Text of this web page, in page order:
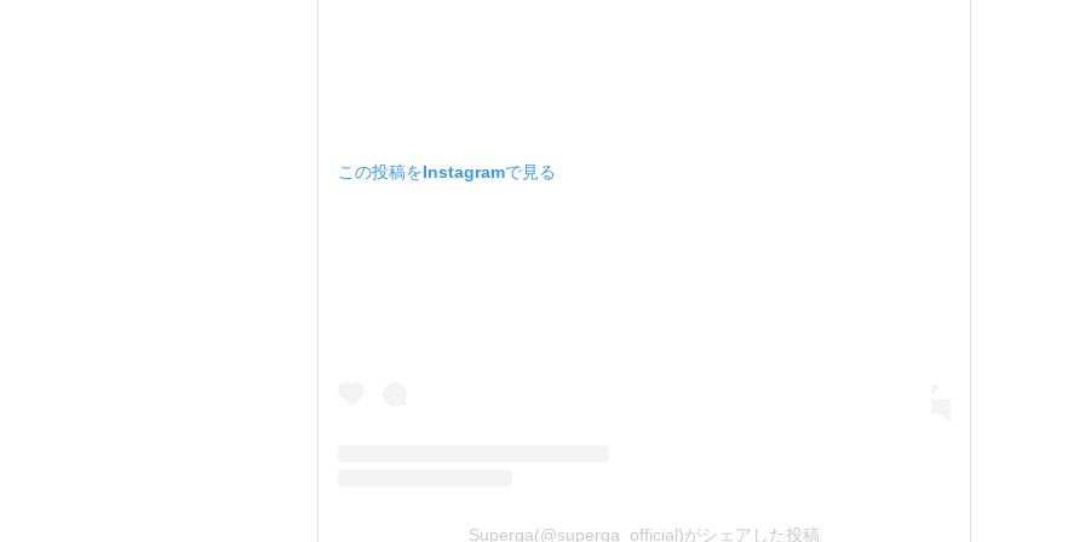
この投稿をInstagramで見る
Superga(@superga_official)がシェアした投稿